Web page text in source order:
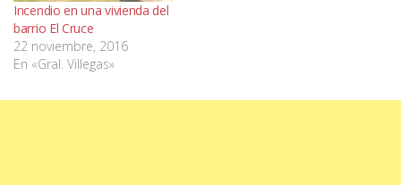
Incendio en una vivienda del
barrio El Cruce
22 noviembre, 2016
En «Gral. Villegas»